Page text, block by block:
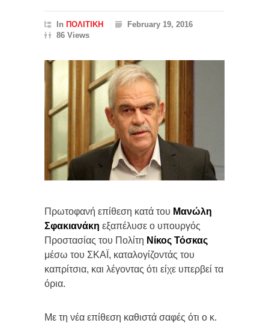
In ΠΟΛΙΤΙΚΗ
February 19, 2016
86 Views
Πρωτοφανή επίθεση κατά του Μανώλη
Σφακιανάκη εξαπέλυσε ο υπουργός
Προστασίας του Πολίτη Νίκος Τόσκας
μέσω του ΣΚΑΪ, καταλογίζοντάς του
καπρίτσια, και λέγοντας ότι είχε υπερβεί τα
όρια.
Με τη νέα επίθεση καθιστά σαφές ότι ο κ.